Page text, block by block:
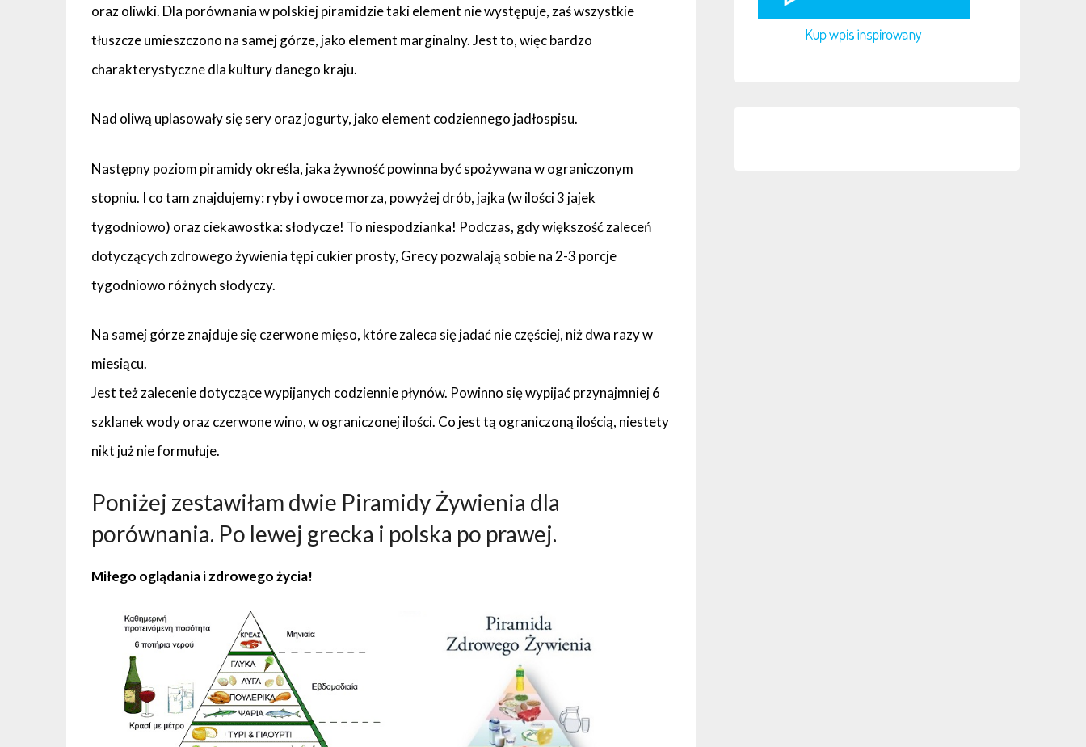
oraz oliwki. Dla porównania w polskiej piramidzie taki element nie występuje, zaś wszystkie
tłuszcze umieszczono na samej górze, jako element marginalny. Jest to, więc bardzo
charakterystyczne dla kultury danego kraju.
Nad oliwą uplasowały się sery oraz jogurty, jako element codziennego jadłospisu.
Następny poziom piramidy określa, jaka żywność powinna być spożywana w ograniczonym
stopniu. I co tam znajdujemy: ryby i owoce morza, powyżej drób, jajka (w ilości 3 jajek
tygodniowo) oraz ciekawostka: słodycze! To niespodzianka! Podczas, gdy większość zaleceń
dotyczących zdrowego żywienia tępi cukier prosty, Grecy pozwalają sobie na 2-3 porcje
tygodniowo różnych słodyczy.
Na samej górze znajduje się czerwone mięso, które zaleca się jadać nie częściej, niż dwa razy w
miesiącu.
Jest też zalecenie dotyczące wypijanych codziennie płynów. Powinno się wypijać przynajmniej 6
szklanek wody oraz czerwone wino, w ograniczonej ilości. Co jest tą ograniczoną ilością, niestety
nikt już nie formułuje.
Poniżej zestawiłam dwie Piramidy Żywienia dla
porównania. Po lewej grecka i polska po prawej.
Miłego oglądania i zdrowego życia!